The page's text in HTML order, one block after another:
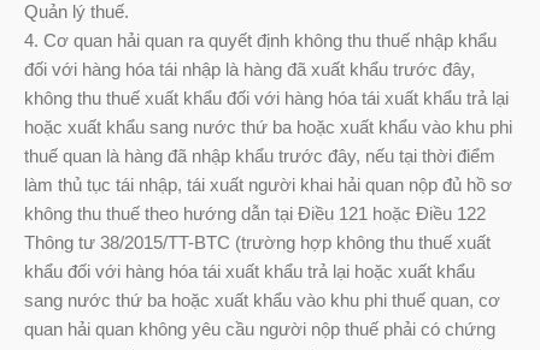
Quản lý thuế.
4. Cơ quan hải quan ra quyết định không thu thuế nhập khẩu
đối với hàng hóa tái nhập là hàng đã xuất khẩu trước đây,
không thu thuế xuất khẩu đối với hàng hóa tái xuất khẩu trả lại
hoặc xuất khẩu sang nước thứ ba hoặc xuất khẩu vào khu phi
thuế quan là hàng đã nhập khẩu trước đây, nếu tại thời điểm
làm thủ tục tái nhập, tái xuất người khai hải quan nộp đủ hồ sơ
không thu thuế theo hướng dẫn tại Điều 121 hoặc Điều 122
Thông tư 38/2015/TT-BTC (trường hợp không thu thuế xuất
khẩu đối với hàng hóa tái xuất khẩu trả lại hoặc xuất khẩu
sang nước thứ ba hoặc xuất khẩu vào khu phi thuế quan, cơ
quan hải quan không yêu cầu người nộp thuế phải có chứng